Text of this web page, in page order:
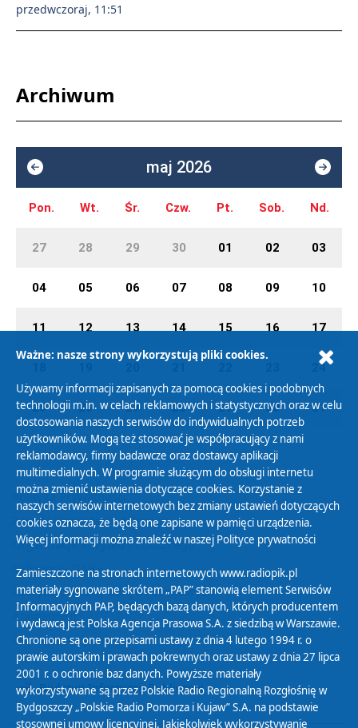
przedwczoraj, 11:51
Archiwum
maj 2026
Pon. Wt. Śr. Czw. Pt. Sob. Nd.
27 28 29 30 01 02 03
04 05 06 07 08 09 10
11 12 13 14 15 16 17
24
25 26 27 28 29 30 31
Polityka Prywatności
Zasady korzystania z Serwisu
Organizacje Pożytku Publicznego
Cyfryzacja DAB+
Polityka ochrony danych osobowych
Abonament
Zamówienia publiczne
Biuletyn Informacji Publicznej
Ważne: nasze strony wykorzystują pliki cookies.
Używamy informacji zapisanych za pomocą cookies i podobnych
technologii m.in. w celach reklamowych i statystycznych oraz w celu
dostosowania naszych serwisów do indywidualnych potrzeb
użytkowników. Mogą też stosować je współpracujący z nami
reklamodawcy, firmy badawcze oraz dostawcy aplikacji
multimedialnych. W programie służącym do obsługi internetu
można zmienić ustawienia dotyczące cookies. Korzystanie z
naszych serwisów internetowych bez zmiany ustawień dotyczących
cookies oznacza, że będą one zapisane w pamięci urządzenia.
Więcej informacji można znaleźć w naszej Polityce prywatności
Zamieszczone na stronach internetowych www.radiopik.pl
materiały sygnowane skrótem „PAP” stanowią element Serwisów
Informacyjnych PAP, będących bazą danych, których producentem
i wydawcą jest Polska Agencja Prasowa S.A. z siedzibą w Warszawie.
Chronione są one przepisami ustawy z dnia 4 lutego 1994 r. o
prawie autorskim i prawach pokrewnych oraz ustawy z dnia 27 lipca
2001 r. o ochronie baz danych. Powyższe materiały
wykorzystywane są przez Polskie Radio Regionalną Rozgłośnię w
Bydgoszczy „Polskie Radio Pomorza i Kujaw” S.A. na podstawie
stosownej umowy licencyjnej. Jakiekolwiek wykorzystywanie